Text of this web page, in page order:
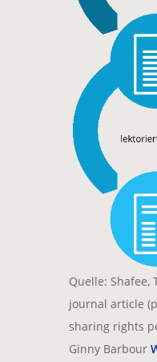
Quelle: Shafee,
journal article
sharing rights
Ginny Barbour